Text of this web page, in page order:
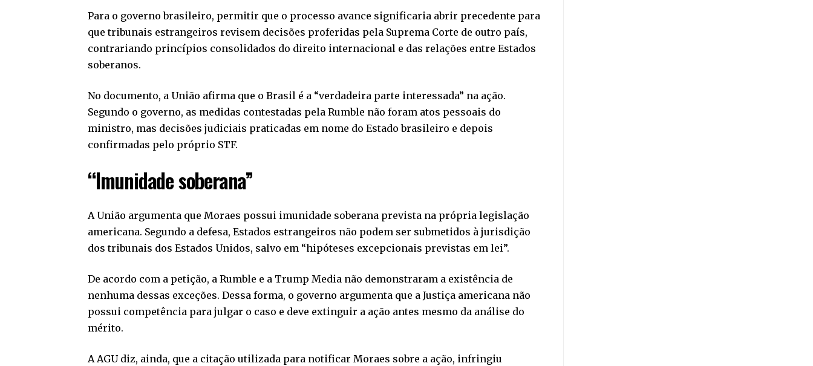
Para o governo brasileiro, permitir que o processo avance significaria abrir precedente para
que tribunais estrangeiros revisem decisões proferidas pela Suprema Corte de outro país,
contrariando princípios consolidados do direito internacional e das relações entre Estados
soberanos.
No documento, a União afirma que o Brasil é a “verdadeira parte interessada” na ação.
Segundo o governo, as medidas contestadas pela Rumble não foram atos pessoais do
ministro, mas decisões judiciais praticadas em nome do Estado brasileiro e depois
confirmadas pelo próprio STF.
“Imunidade soberana”
A União argumenta que Moraes possui imunidade soberana prevista na própria legislação
americana. Segundo a defesa, Estados estrangeiros não podem ser submetidos à jurisdição
dos tribunais dos Estados Unidos, salvo em “hipóteses excepcionais previstas em lei”.
De acordo com a petição, a Rumble e a Trump Media não demonstraram a existência de
nenhuma dessas exceções. Dessa forma, o governo argumenta que a Justiça americana não
possui competência para julgar o caso e deve extinguir a ação antes mesmo da análise do
mérito.
A AGU diz, ainda, que a citação utilizada para notificar Moraes sobre a ação, infringiu